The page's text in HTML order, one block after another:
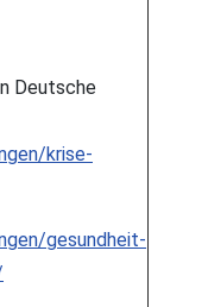
Deutsche
krise-
gesundheit-